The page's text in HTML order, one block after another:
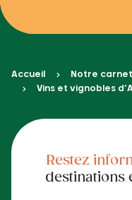
Accueil Notre
Vins et vignobles
Restez
destinations